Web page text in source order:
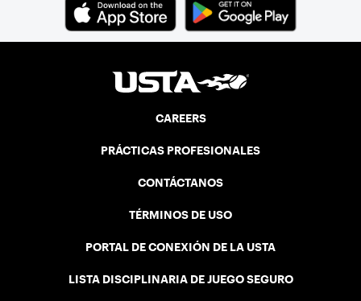
CAREERS
PRÁCTICAS PROFESIONALES
CONTÁCTANOS
TÉRMINOS DE USO
PORTAL DE CONEXIÓN DE LA USTA
LISTA DISCIPLINARIA DE JUEGO SEGURO